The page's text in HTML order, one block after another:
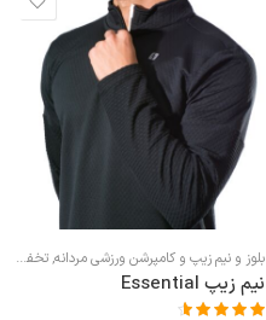
بلوز و نیم زیپ و کامپرشن ورزشی مردانه,تخفیف ها
نیم زیپ Essential